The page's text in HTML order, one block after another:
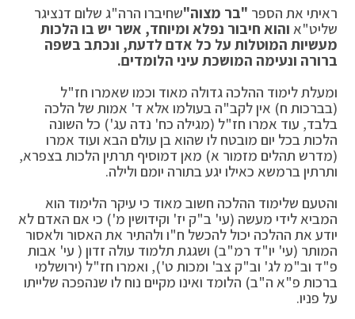
ראיתי את הספר "בר מצוה"שחיברו הרה"ג שלום דנציגר
שליט"א והוא חיבור נפלא ומיוחד, אשר יש בו הלכות
מעשיות המוטלות על כל אדם לדעת, ונכתב בשפה
ברורה ונעימה המושכת עיני הלומדים.
ומעלת לימוד ההלכה גדולה מאוד וכמו שאמרו חז"ל
(בברכות ח) אין לקב"ה בעולמו אלא ד' אמות של הלכה
בלבד, עוד אמרו חז"ל (מגילה כח' נדה עג') כל השונה
הלכות בכל יום מובטח לו שהוא בן עולם הבא ועוד אמרו
(מדרש תהלים מזמור א) מאן דמוסיף תרתין הלכות בצפרא,
ותרתין ברמשא כאילו יגע בתורה יומם ולילה.
והטעם שלימוד ההלכה חשוב מאוד כי עיקר הלימוד הוא
המביא לידי מעשה (עי' ב"ק יז' וקידושין מ') כי אם האדם לא
יודע את ההלכה יכול להכשל ח"ו ולהתיר את האסור ולאסור
המותר (עי' יו"ד רמ"ב) ושגגת תלמוד עולה זדון ( עי' אבות
פ"ד וב"מ לג' וב"ק צב' ומכות ט'), ואמרו חז"ל (ירושלמי
ברכות פ"א ה"ב) הלומד ואינו מקיים נוח לו שנהפכה שלייתו
על פניו.